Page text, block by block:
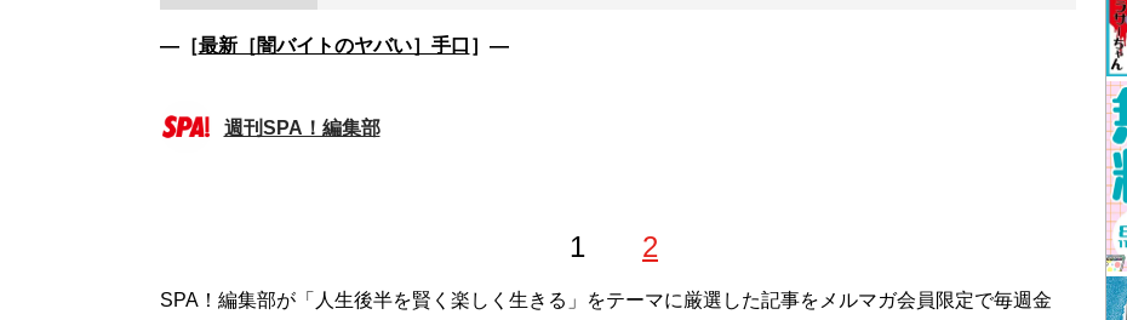
―［最新［闇バイトのヤバい］手口 ］―
週刊SPA！編集部
1 2
SPA！編集部が「人生後半を賢く楽しく生きる」をテーマに厳選した記事をメルマガ会員限定で毎週金